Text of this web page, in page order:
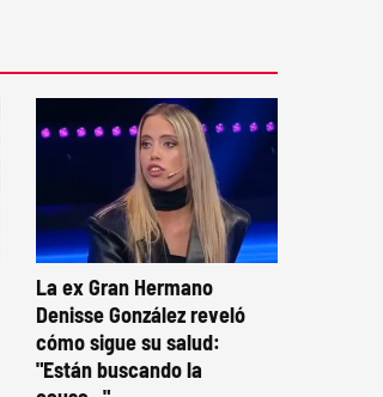
La ex Gran Hermano
Denisse González reveló
cómo sigue su salud:
"Están buscando la